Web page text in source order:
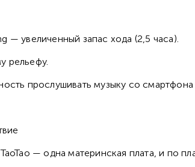
— увеличенный запас хода (2,5 часа).
рельефу.
прослушивать музыку со
— одна материнская плата, и по